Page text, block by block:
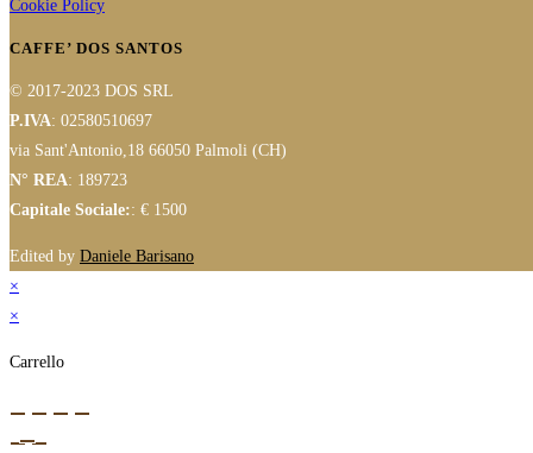
Cookie Policy
CAFFE’ DOS SANTOS
© 2017-2023 DOS SRL
P.IVA: 02580510697
via Sant'Antonio,18 66050 Palmoli (CH)
N° REA: 189723
Capitale Sociale:: € 1500
Edited by Daniele Barisano
×
×
Carrello